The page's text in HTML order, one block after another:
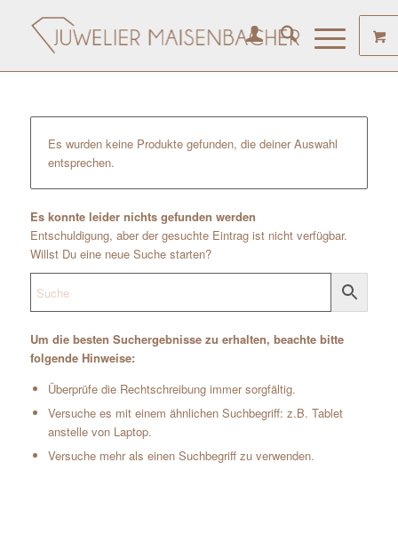
Es wurden keine Produkte gefunden, die deiner Auswahl
entsprechen.
Es konnte leider nichts gefunden werden
Entschuldigung, aber der gesuchte Eintrag ist nicht verfügbar.
Willst Du eine neue Suche starten?
Um die besten Suchergebnisse zu erhalten, beachte bitte
folgende Hinweise:
Überprüfe die Rechtschreibung immer sorgfältig.
Versuche es mit einem ähnlichen Suchbegriff: z.B. Tablet
anstelle von Laptop.
Versuche mehr als einen Suchbegriff zu verwenden.